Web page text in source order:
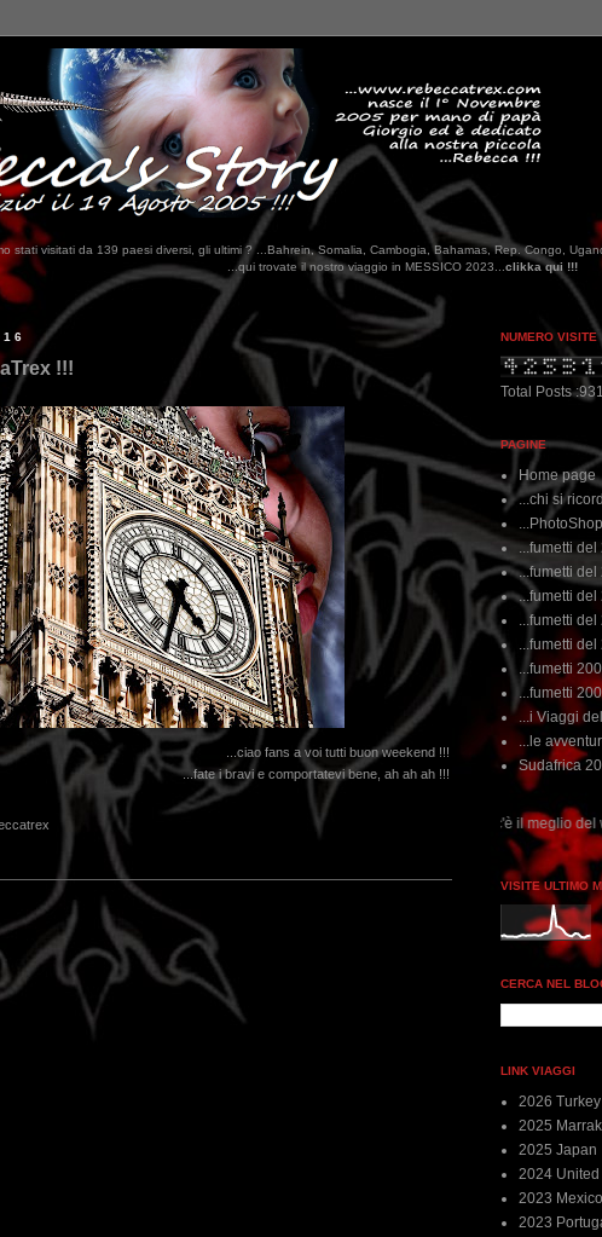
stati visitati da 139 paesi diversi, gli ultimi ? ...Bahrein, Somalia, Cambogia, Bahamas, Rep. Congo,
...qui trovate il nostro viaggio in MESSICO 2023...clikka qui !!!
!!!
...ciao fans a voi tutti buon weekend !!!
...fate i bravi e comportatevi bene, ah ah ah !!!
NUMERO VISITE
Total Posts
PAGINE
Home page
...chi si
...fumetti
...fumetti del
...fumetti del
...fumetti del
...fumetti del
...fumetti
...fumetti
...i Viaggi
...le
Sudafrica
...dai non perdere tempo, clikka "qui", c'è il meglio del www.rebeccatrex.com
VISITE ULTIMO
CERCA NEL
LINK VIAGGI
2026 Turkey
2025
2025 Japan
2024 United
2023 Mexico
2023